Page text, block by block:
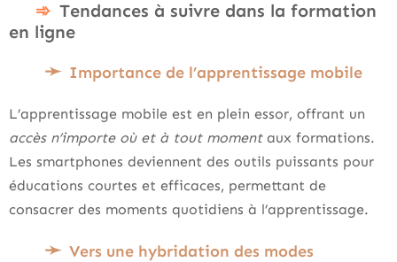
Tendances à suivre dans la formation
en ligne
Importance de l’apprentissage mobile
L’apprentissage mobile est en plein essor, offrant un
accès n’importe où et à tout momentaux formations.
Les smartphones deviennent des outils puissants pour
éducations courtes et efficaces, permettant de
consacrer des moments quotidiens à l’apprentissage.
Vers une hybridation des modes